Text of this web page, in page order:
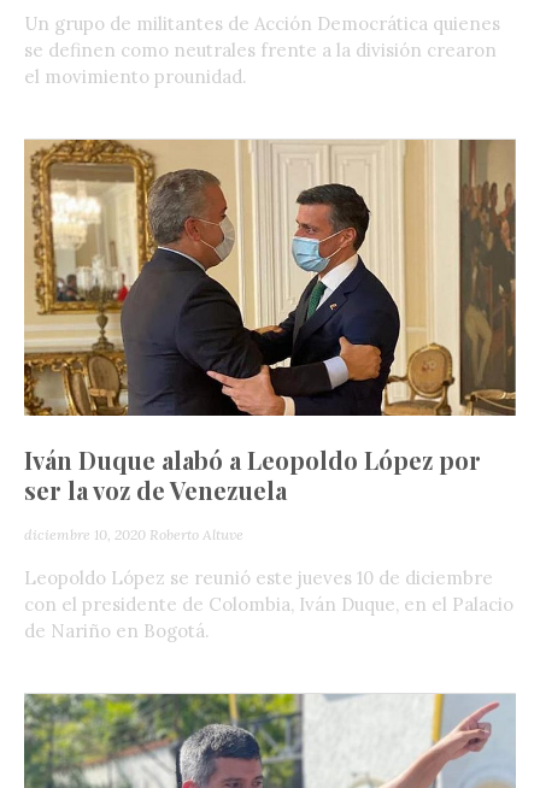
Un grupo de militantes de Acción Democrática quienes
se definen como neutrales frente a la división crearon
el movimiento prounidad.
Iván Duque alabó a Leopoldo López por
ser la voz de Venezuela
diciembre 10, 2020 Roberto Altuve
Leopoldo López se reunió este jueves 10 de diciembre
con el presidente de Colombia, Iván Duque, en el Palacio
de Nariño en Bogotá.